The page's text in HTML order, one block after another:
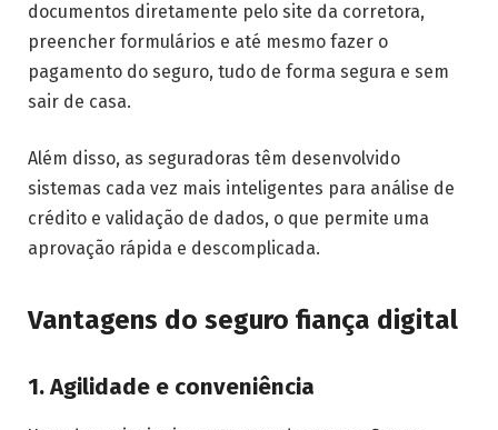
documentos diretamente pelo site da corretora,
preencher formulários e até mesmo fazer o
pagamento do seguro, tudo de forma segura e sem
sair de casa.
Além disso, as seguradoras têm desenvolvido
sistemas cada vez mais inteligentes para análise de
crédito e validação de dados, o que permite uma
aprovação rápida e descomplicada.
Vantagens do seguro fiança digital
1. Agilidade e conveniência